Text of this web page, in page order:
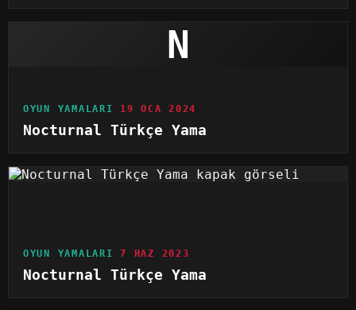
N
OYUN YAMALARI 19 OCA 2024
Nocturnal Türkçe Yama
OYUN YAMALARI 7 HAZ 2023
Nocturnal Türkçe Yama